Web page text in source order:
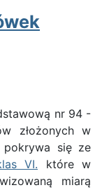
nr 94 -
złożonych w
pokrywa się ze
VI. które w
miarą